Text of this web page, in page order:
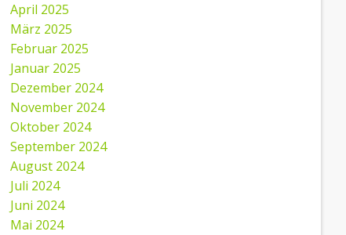
April 2025
März 2025
Februar 2025
Januar 2025
Dezember 2024
November 2024
Oktober 2024
September 2024
August 2024
Juli 2024
Juni 2024
Mai 2024